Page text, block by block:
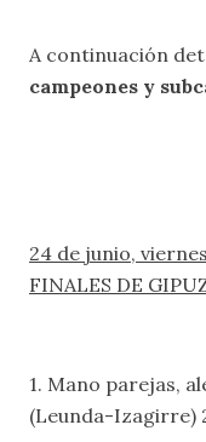
A continuación
campeones y
24 de junio,
FINALES DE
1. Mano parejas,
(Leunda-Izagirre)